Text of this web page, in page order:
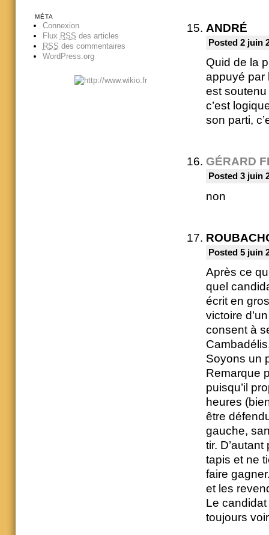
ANDRÉ
Posted 2 juin
Quid de la
appuyé par
est soutenu
c’est
son parti,
GÉRARD
Posted 3 juin
non
Posted 5 juin
Après ce
quel
écrit en
victoire
consent à
Soyons un
Remarque
puisqu’il
heures
être
gauche,
tir.
tapis et ne
faire
et les
Le candidat
toujours
MÉTA
Connexion
Flux RSS des articles
RSS des commentaires
WordPress.org